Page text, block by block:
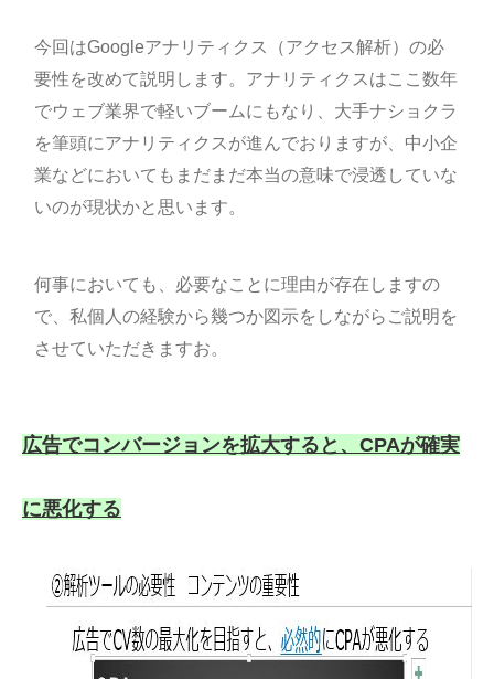
今回はGoogleアナリティクス（アクセス解析）の必
要性を改めて説明します。アナリティクスはここ数年
でウェブ業界で軽いブームにもなり、大手ナショクラ
を筆頭にアナリティクスが進んでおりますが、中小企
業などにおいてもまだまだ本当の意味で浸透していな
いのが現状かと思います。
何事においても、必要なことに理由が存在しますの
で、私個人の経験から幾つか図示をしながらご説明を
させていただきますお。
広告でコンバージョンを拡大すると、CPAが確実
に悪化する